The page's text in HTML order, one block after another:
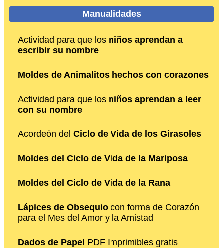
Manualidades
Actividad para que los niños aprendan a
escribir su nombre
Moldes de Animalitos hechos con corazones
Actividad para que los niños aprendan a leer
con su nombre
Acordeón del Ciclo de Vida de los Girasoles
Moldes del Ciclo de Vida de la Mariposa
Moldes del Ciclo de Vida de la Rana
Lápices de Obsequio con forma de Corazón
para el Mes del Amor y la Amistad
Dados de Papel PDF Imprimibles gratis